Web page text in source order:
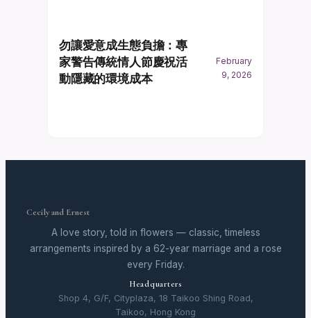
勿讓愛意成生態負擔：專
家警告傳統情人節慶祝活
動隱藏的環境成本
February
9, 2026
Cecily and Ernest
A love story, told in flowers — classic, timeless
arrangements inspired by a 62-year marriage and a rose
every Friday.
Headquarters
Shop 4, G/F, Cityplaza, 18 Taikoo Shing Road,
Taikoo, Hong Kong